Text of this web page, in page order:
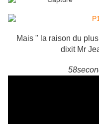
Mais " la raison du
dixit Mr